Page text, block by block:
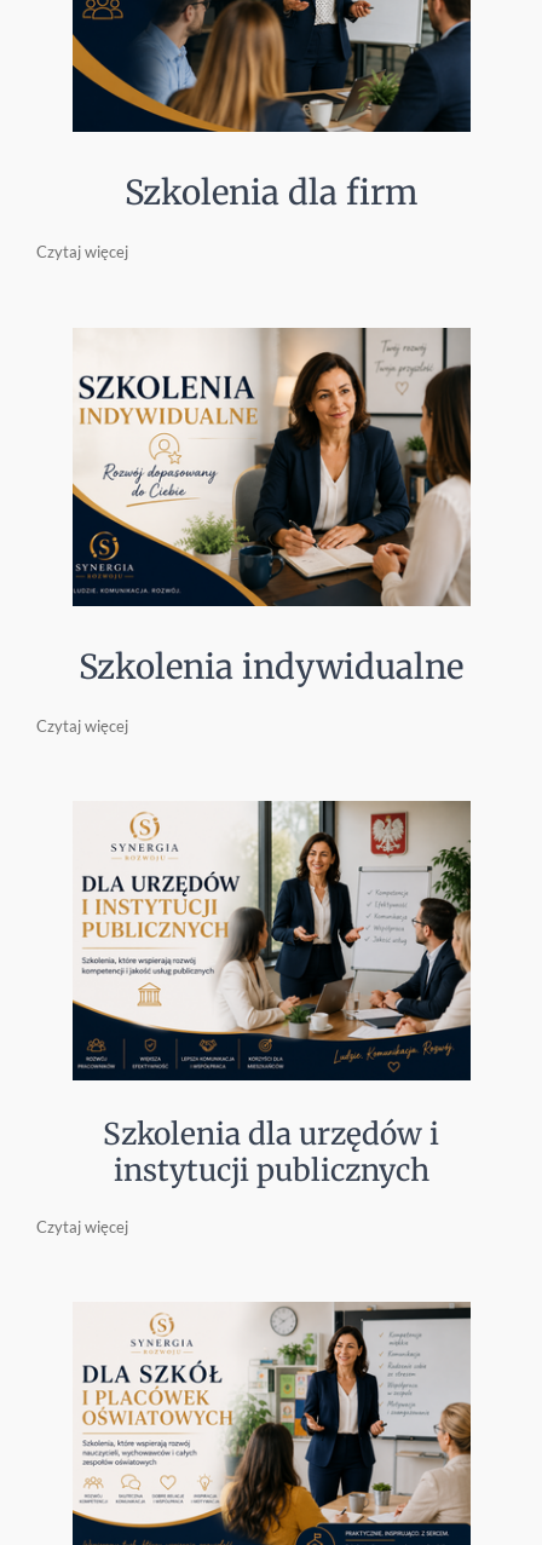
Szkolenia dla firm
Czytaj więcej
Szkolenia indywidualne
Czytaj więcej
Szkolenia dla urzędów i
instytucji publicznych
Czytaj więcej